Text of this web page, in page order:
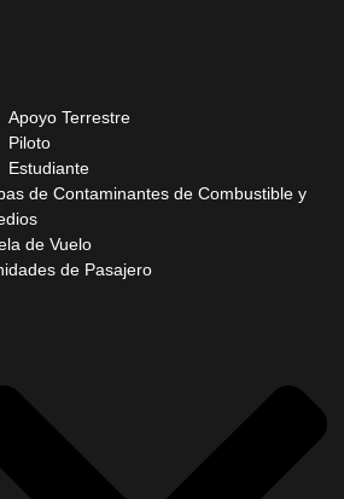
Apoyo Terrestre
Piloto
Estudiante
de Contaminantes de Combustible y
de Vuelo
de Pasajero